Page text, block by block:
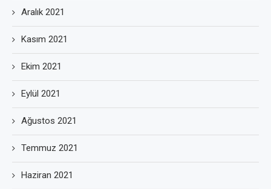
Aralık 2021
Kasım 2021
Ekim 2021
Eylül 2021
Ağustos 2021
Temmuz 2021
Haziran 2021